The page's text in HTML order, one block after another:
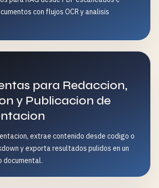
con flujos OCR y analisis
para Redaccion,
y Publicacion de
extrae contenido desde codigo o
y exporta resultados pulidos en un
documental.